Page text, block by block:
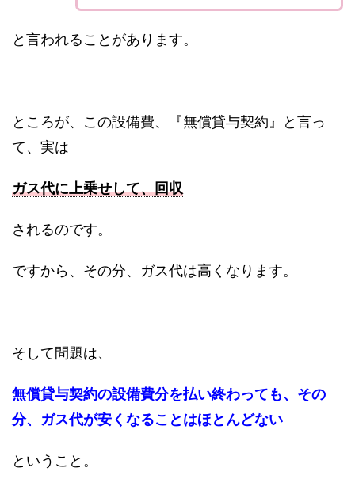
と言われることがあります。
ところが、この設備費、『無償貸与契約』と言っ
て、実は
ガス代に上乗せして、回収
されるのです。
ですから、その分、ガス代は高くなります。
そして問題は、
無償貸与契約の設備費分を払い終わっても、その
分、ガス代が安くなることはほとんどない
ということ。